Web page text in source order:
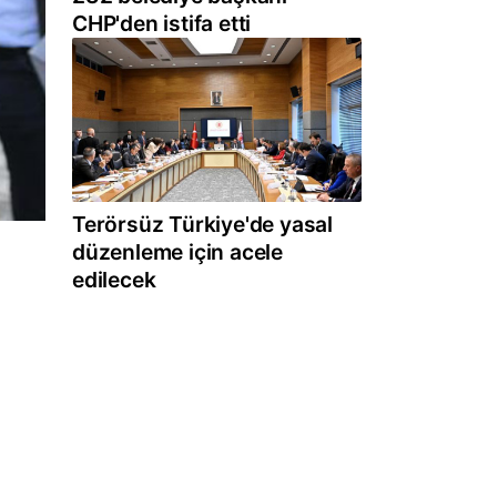
CHP'den istifa etti
Terörsüz Türkiye'de yasal
düzenleme için acele
edilecek